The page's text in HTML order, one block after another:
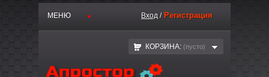
МЕНЮ Вход / Регистрация
КОРЗИНА: (пустo)